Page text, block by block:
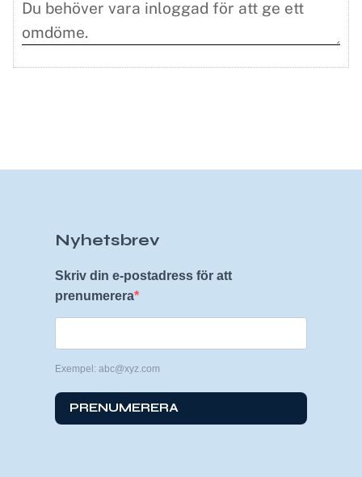
Nyhetsbrev
Skriv din e-postadress för att
prenumerera
Exempel: abc@xyz.com
PRENUMERERA